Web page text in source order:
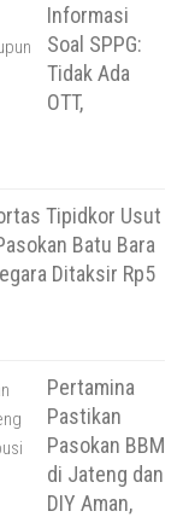
Informasi
Soal SPPG:
Tidak Ada
OTT,
Tipidkor Usut
Batu Bara
Ditaksir Rp5
Pertamina
Pastikan
Pasokan BBM
di Jateng dan
DIY Aman,